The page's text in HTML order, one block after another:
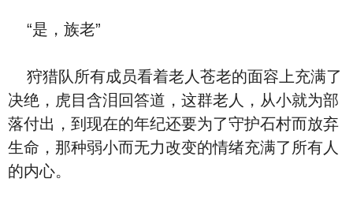
“是，族老”
狩猎队所有成员看着老人苍老的面容上充满了
决绝，虎目含泪回答道，这群老人，从小就为部
落付出，到现在的年纪还要为了守护石村而放弃
生命，那种弱小而无力改变的情绪充满了所有人
的内心。